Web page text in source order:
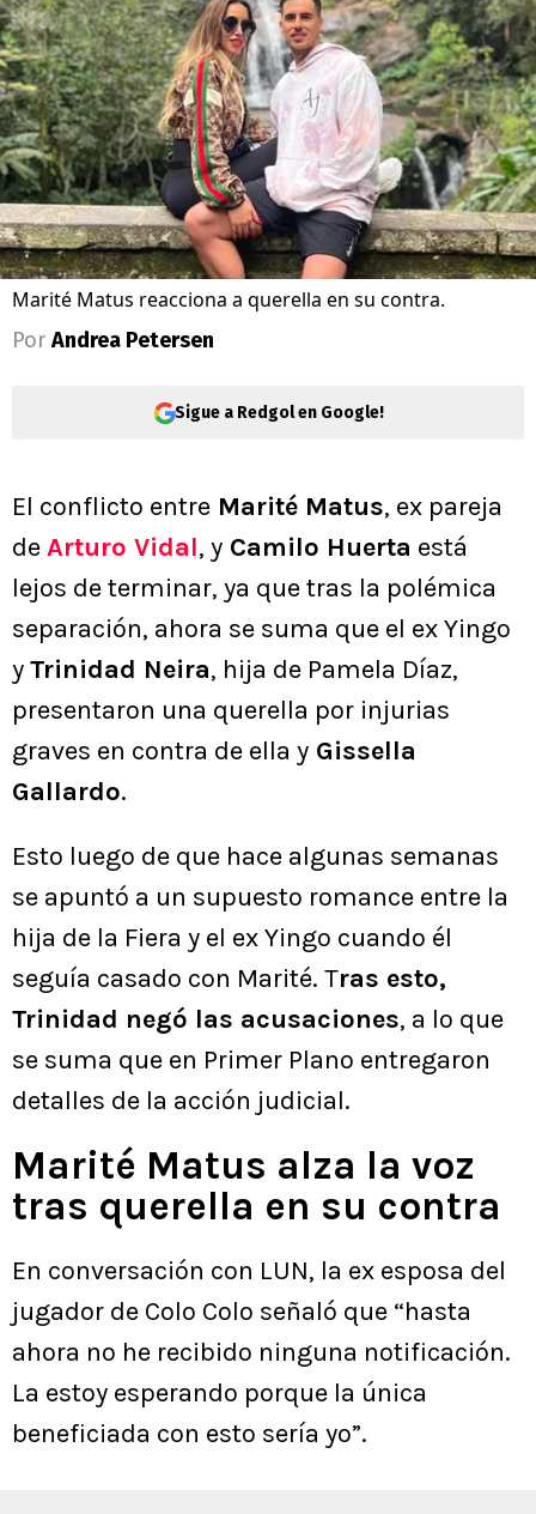
Marité Matus reacciona a querella en su contra.
Por Andrea Petersen
Sigue a Redgol en Google!
El conflicto entre Marité Matus, ex pareja
deArturo Vidal, y Camilo Huerta está
lejos de terminar, ya que tras la polémica
separación, ahora se suma que el ex Yingo
yTrinidad Neira, hija de Pamela Díaz,
presentaron una querella por injurias
graves en contra de ella y Gissella
Gallardo.
Esto luego de que hace algunas semanas
se apuntó a un supuesto romance entre la
hija de la Fiera y el ex Yingo cuando él
seguía casado con Marité. Tras esto,
Trinidad negó las acusaciones, a lo que
se suma que en Primer Plano entregaron
detalles de la acción judicial.
Marité Matus alza la voz
tras querella en su contra
En conversación con LUN, la ex esposa del
jugador de Colo Colo señaló que “hasta
ahora no he recibido ninguna notificación.
La estoy esperando porque la única
beneficiada con esto sería yo”.